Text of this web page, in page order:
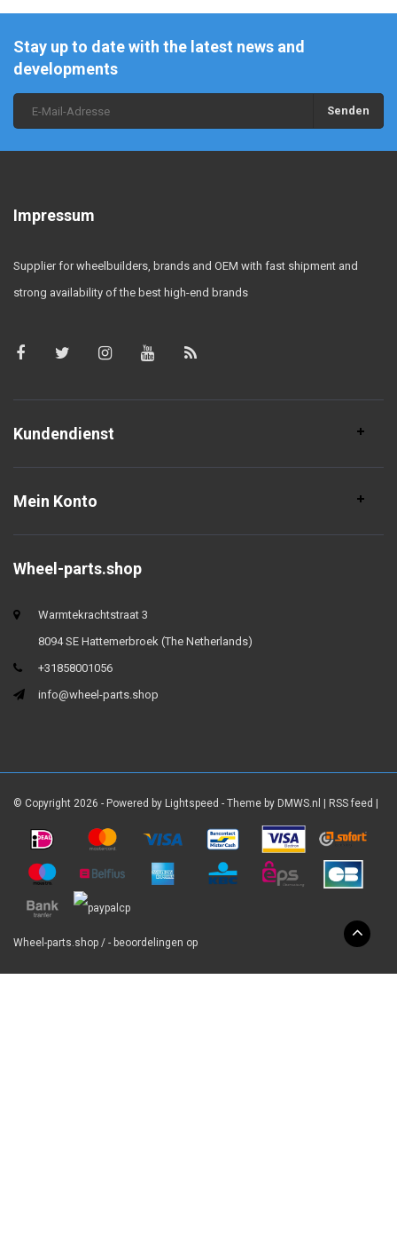
Stay up to date with the latest news and
developments
Senden
Impressum
Supplier for wheelbuilders, brands and OEM with fast shipment and
strong availability of the best high-end brands
Kundendienst
Mein Konto
Wheel-parts.shop
Warmtekrachtstraat 3
8094 SE Hattemerbroek (The Netherlands)
+31858001056
info@wheel-parts.shop
© Copyright 2026 - Powered by Lightspeed - Theme by DMWS.nl RSS feed
Wheel-parts.shop / - beoordelingen op